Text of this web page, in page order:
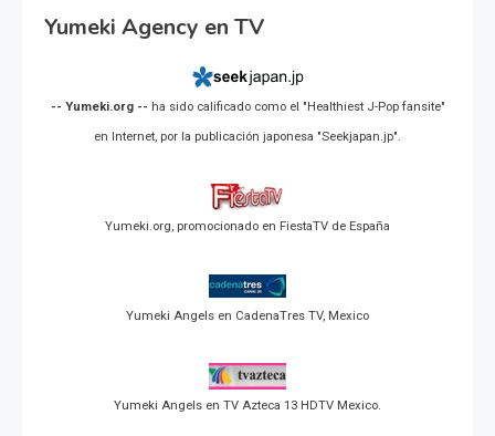
Yumeki Agency en TV
-- Yumeki.org -- ha sido calificado como el "Healthiest J-Pop fansite"
en Internet, por la publicación japonesa "Seekjapan.jp".
Yumeki.org, promocionado en FiestaTV de España
Yumeki Angels en CadenaTres TV, Mexico
Yumeki Angels en TV Azteca 13 HDTV Mexico.